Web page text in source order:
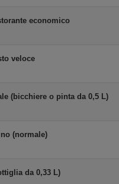
economico
veloce
(bicchiere o pinta da 0,5 L)
(normale)
da 0,33 L)